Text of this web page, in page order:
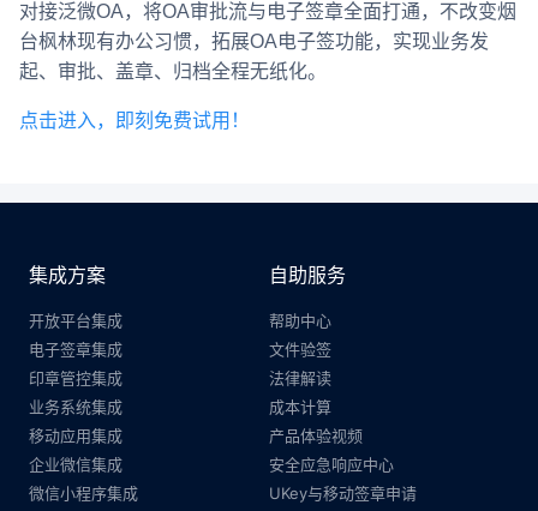
对接泛微OA，将OA审批流与电子签章全面打通，不改变烟
台枫林现有办公习惯，拓展OA电子签功能，实现业务发
起、审批、盖章、归档全程无纸化。
点击进入，即刻免费试用！
集成方案
开放平台集成
电子签章集成
印章管控集成
业务系统集成
移动应用集成
企业微信集成
微信小程序集成
自助服务
帮助中心
文件验签
法律解读
成本计算
产品体验视频
安全应急响应中心
UKey与移动签章申请